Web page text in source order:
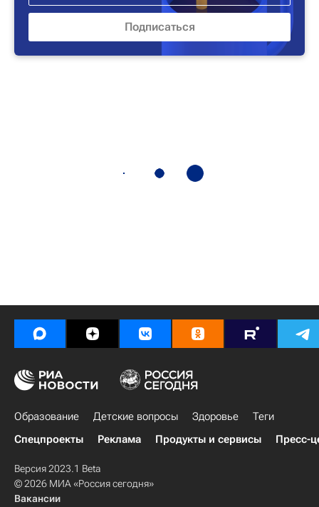
Образование Детские вопросы Здоровье
Теги
Спецпроекты
Реклама Продукты и сервисы Пресс-
Версия 2023.1 Beta
© 2026 МИА «Россия сегодня»
Вакансии